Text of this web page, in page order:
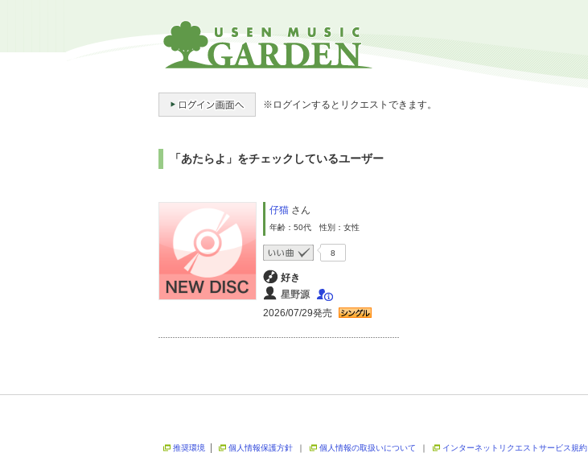
※ログインするとリクエストできます。
「あたらよ」をチェックしているユーザー
仔猫 さん
年齢：50代 性別：女性
8
好き
星野源
2026/07/29発売
推奨環境 個人情報保護方針 ｜ 個人情報の取扱いについて ｜ インターネットリクエストサービス規約